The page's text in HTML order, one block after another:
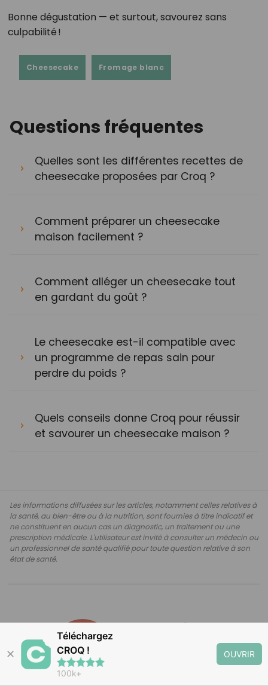
Bonne dégustation — et surtout, savourez sans
culpabilité !
Cheesecake Fromage blanc
Questions fréquentes
Quelles sont les différentes recettes de
cheesecake proposées par Croq ?
Comment préparer un cheesecake
maison facilement ?
Comment alléger un cheesecake tout
en gardant du goût ?
Le cheesecake est-il compatible avec
un programme de repas sain pour
perdre du poids ?
Quels conseils donne Croq pour réussir
et savourer un cheesecake maison ?
Les informations diffusées sur les articles, notamment celles relatives à
la santé, au bien-être ou à la nutrition, sont fournies à titre indicatif et
ne constituent en aucun cas un diagnostic, un traitement ou une
prescription médicale. L'utilisateur est invité à consulter un médecin ou
un professionnel de santé qualifié pour toute question relative à son
état de santé.
ParCROQ Minceur
✕
Téléchargez
CROQ !
100k+
OUVRIR